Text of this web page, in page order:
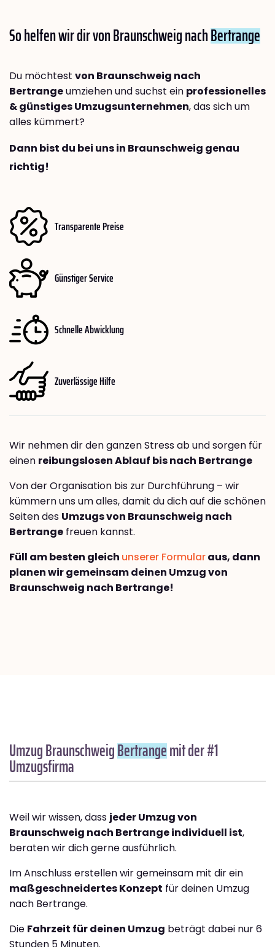
So helfen wir dir von Braunschweig nachBertrange
Du möchtest von Braunschweig nach
Bertrangeumziehen und suchst ein professionelles
& günstiges Umzugsunternehmen, das sich um
alles kümmert?
Dann bist du bei uns in Braunschweig genau
richtig!
Transparente Preise
Günstiger Service
Schnelle Abwicklung
Zuverlässige Hilfe
Wir nehmen dir den ganzen Stress ab und sorgen für
einen reibungslosen Ablauf bis nach Bertrange
Von der Organisation bis zur Durchführung – wir
kümmern uns um alles, damit du dich auf die schönen
Seiten des Umzugs von Braunschweig nach
Bertrange freuen kannst.
Füll am besten gleich unserer Formularaus, dann
planen wir gemeinsam deinen Umzug von
Braunschweig nach Bertrange!
Umzug BraunschweigBertrangemit der #1
Umzugsfirma
Weil wir wissen, dass jeder Umzug von
Braunschweig nach Bertrange individuell ist,
beraten wir dich gerne ausführlich.
Im Anschluss erstellen wir gemeinsam mit dir ein
maßgeschneidertes Konzept für deinen Umzug
nach Bertrange.
Die Fahrzeit für deinen Umzug beträgt dabei nur 6